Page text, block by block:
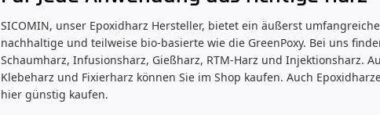
SICOMIN, unser Epoxidharz Hersteller, bietet ein äußerst
nachhaltige und teilweise bio-basierte wie die GreenPoxy. Bei uns
Schaumharz, Infusionsharz, Gießharz, RTM-Harz und Injektionsharz.
Klebeharz und Fixierharz können Sie im Shop kaufen. Auch
hier günstig kaufen.